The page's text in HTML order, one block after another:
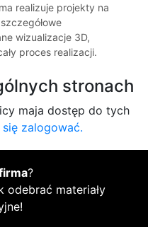
realizuje projekty na
wizualizacje 3D,
proces realizacji.
stronach
maja dostęp do tych
zalogować.
?
odebrać materiały